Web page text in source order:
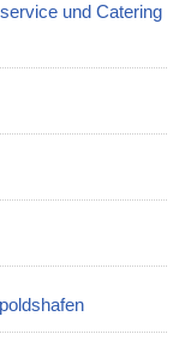
und Catering